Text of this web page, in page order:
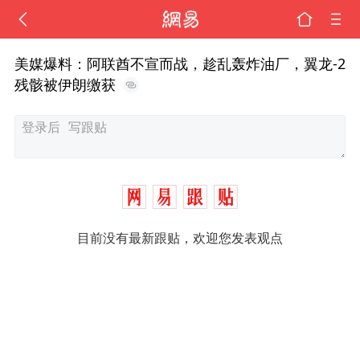
美媒爆料：阿联酋不宣而战，趁乱轰炸油厂，翼龙-2
残骸被伊朗缴获
目前没有最新跟贴，欢迎您发表观点